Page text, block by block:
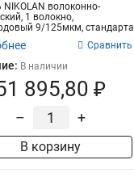
NIKOLAN волоконно-
1 волокно,
9/125мкм, стандарта
& G...
Сравнить
В наличии
895,80 ₽
– +
В корзину